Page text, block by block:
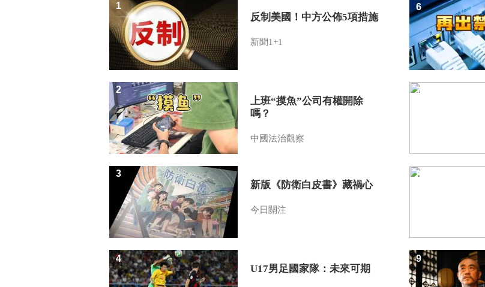
反制美國！中方公佈5項措施
新聞1+1
1
上班“摸魚”公司有權開除
嗎？
中國法治觀察
2
新版《防衛白皮書》藏禍心
今日關注
3
U17男足國家隊：未來可期
4
6
7
8
9